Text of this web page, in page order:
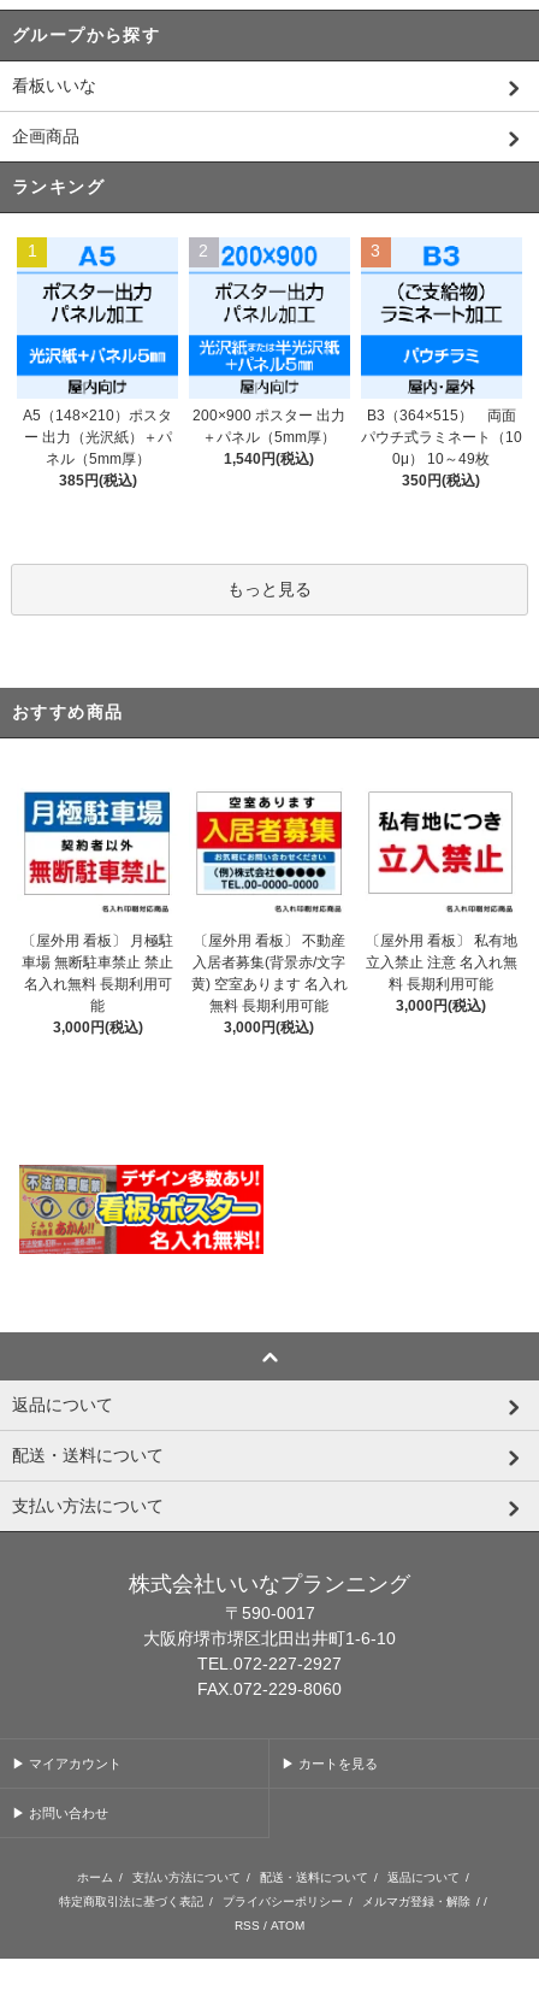
グループから探す
看板いいな
企画商品
ランキング
1
A5（148×210）ポスタ
ー 出力（光沢紙）＋パ
ネル（5mm厚）
385円(税込)
2
200×900 ポスター 出力
＋パネル（5mm厚）
1,540円(税込)
3
B3（364×515） 両面
パウチ式ラミネート（10
0μ） 10～49枚
350円(税込)
もっと見る
おすすめ商品
〔屋外用 看板〕 月極駐
車場 無断駐車禁止 禁止
名入れ無料 長期利用可
能
3,000円(税込)
〔屋外用 看板〕 不動産
入居者募集(背景赤/文字
黄) 空室あります 名入れ
無料 長期利用可能
3,000円(税込)
〔屋外用 看板〕 私有地
立入禁止 注意 名入れ無
料 長期利用可能
3,000円(税込)
返品について
配送・送料について
支払い方法について
株式会社いいなプランニング
〒590-0017
大阪府堺市堺区北田出井町1-6-10
TEL.072-227-2927
FAX.072-229-8060
▶ マイアカウント ▶ カートを見る
▶ お問い合わせ
ホーム / 支払い方法について / 配送・送料について / 返品について /
特定商取引法に基づく表記 / プライバシーポリシー / メルマガ登録・解除 / /
RSS / ATOM